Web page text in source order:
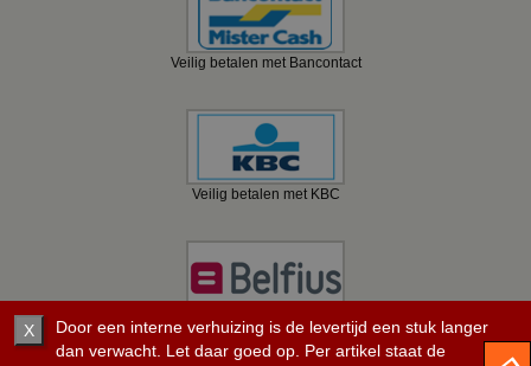
Veilig betalen met Bancontact
Veilig betalen met KBC
Veilig betalen met Belfius
X
Door een interne verhuizing is de levertijd een stuk langer
dan verwacht. Let daar goed op. Per artikel staat de